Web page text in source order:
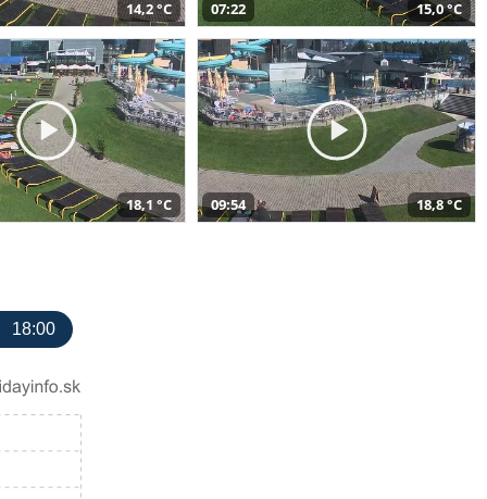
14,2 °C 07:22 15,0 °C
18,1 °C 09:54 18,8 °C
18:00